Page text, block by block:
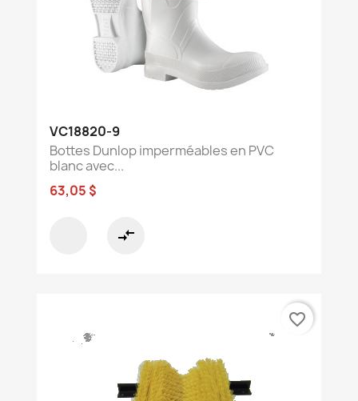
VC18820-9
Bottes Dunlop imperméables en PVC
blanc avec...
63,05 $
compare_arrows
favorite_border